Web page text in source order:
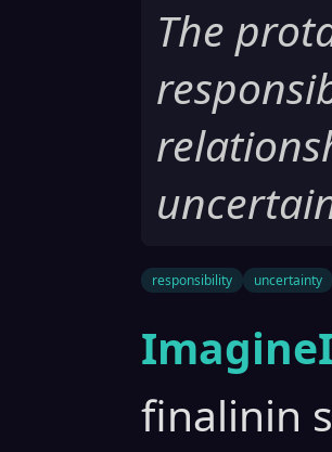
The
responsibility uncertainty
finalinin